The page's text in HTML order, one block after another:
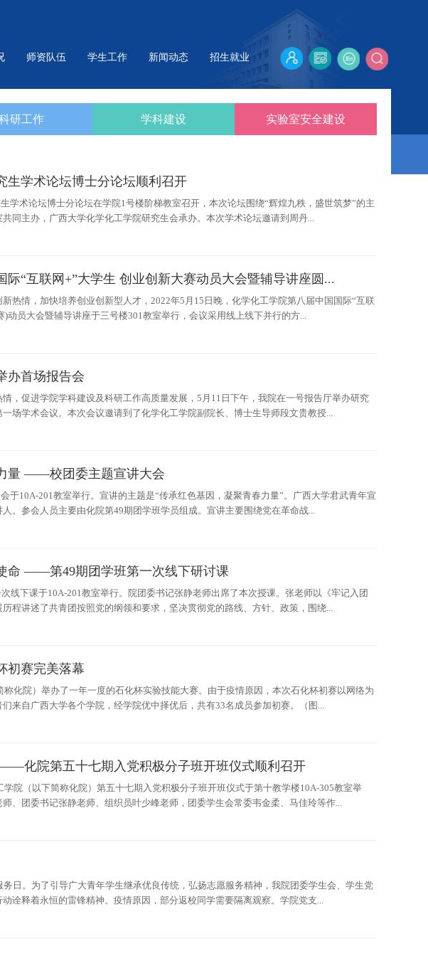
师资队伍 学生工作 新闻动态 招生就业
研工作 学科建设 实验室安全建设
生学术论坛博士分论坛顺利召开
学术论坛博士分论坛在学院1号楼阶梯教室召开，本次论坛围绕“辉煌九秩，盛世筑梦”的主
同主办，广西大学化学化工学院研究生会承办。本次学术论坛邀请到周丹...
际“互联网+”大学生 创业创新大赛动员大会暨辅导讲座圆...
热情，加快培养创业创新型人才，2022年5月15日晚，化学化工学院第八届中国国际“互联
)动员大会暨辅导讲座于三号楼301教室举行，会议采用线上线下并行的方...
办首场报告会
，促进学院学科建设及科研工作高质量发展，5月11日下午，我院在一号报告厅举办研究
场学术会议。本次会议邀请到了化学化工学院副院长、博士生导师段文贵教授...
量 ——校团委主题宣讲大会
于10A-201教室举行。宣讲的主题是“传承红色基因，凝聚青春力量”。广西大学君武青年宣
。参会人员主要由化院第49期团学班学员组成。宣讲主要围绕党在革命战...
命 ——第49期团学班第一次线下研讨课
线下课于10A-201教室举行。院团委书记张静老师出席了本次授课。张老师以《牢记入团
程讲述了共青团按照党的纲领和要求，坚决贯彻党的路线、方针、政策，围绕...
初赛完美落幕
化院）举办了一年一度的石化杯实验技能大赛。由于疫情原因，本次石化杯初赛以网络为
来自广西大学各个学院，经学院优中择优后，共有33名成员参加初赛。（图...
化院第五十七期入党积极分子班开班仪式顺利召开
院（以下简称化院）第五十七期入党积极分子班开班仪式于第十教学楼10A-305教室举
、团委书记张静老师、组织员叶少峰老师，团委学生会常委韦金柔、马佳玲等作...
日。为了引导广大青年学生继承优良传统，弘扬志愿服务精神，我院团委学生会、学生党
诠释着永恒的雷锋精神。疫情原因，部分返校同学需要隔离观察。学院党支...